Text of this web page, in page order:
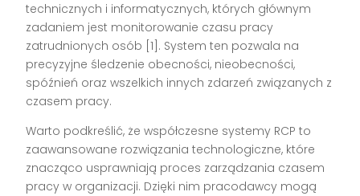
technicznych i informatycznych, których głównym
zadaniem jest monitorowanie czasu pracy
zatrudnionych osób [1]. System ten pozwala na
precyzyjne śledzenie obecności, nieobecności,
spóźnień oraz wszelkich innych zdarzeń związanych z
czasem pracy.
Warto podkreślić, że współczesne systemy RCP to
zaawansowane rozwiązania technologiczne, które
znacząco usprawniają proces zarządzania czasem
pracy w organizacji. Dzięki nim pracodawcy mogą